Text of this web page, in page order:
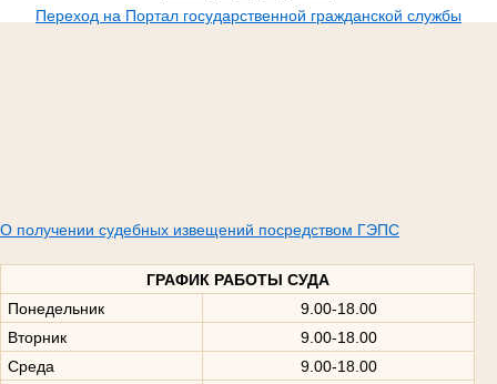
Переход на Портал государственной гражданской службы
О получении судебных извещений посредством ГЭПС
ГРАФИК РАБОТЫ СУДА
Понедельник
9.00-18.00
Вторник
9.00-18.00
Среда
9.00-18.00